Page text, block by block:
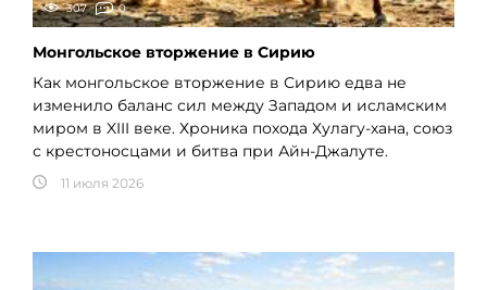
307 0
Монгольское вторжение в Сирию
Как монгольское вторжение в Сирию едва не
изменило баланс сил между Западом и исламским
миром в XIII веке. Хроника похода Хулагу-хана, союз
с крестоносцами и битва при Айн-Джалуте.
11 июля 2026